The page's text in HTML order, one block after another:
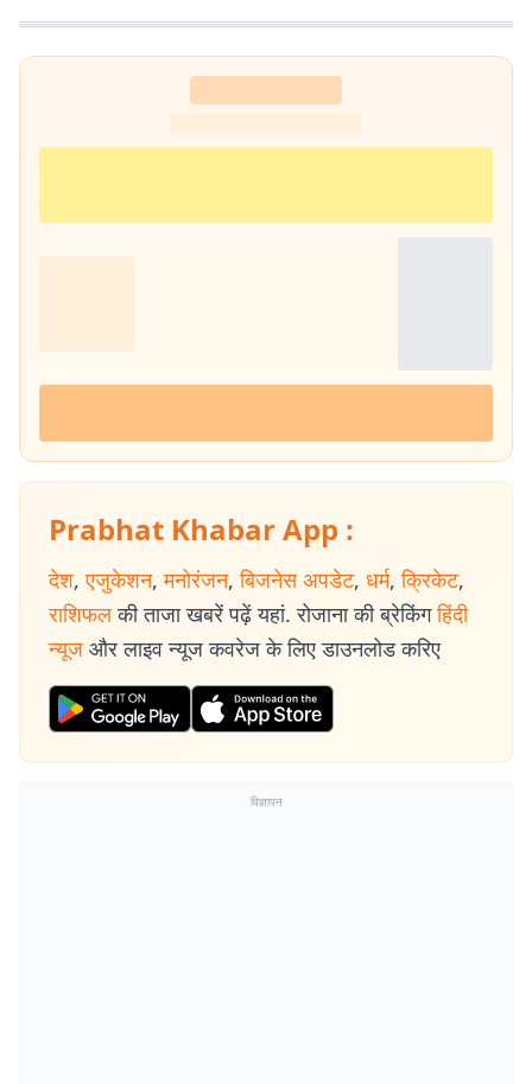
Prabhat Khabar App :
देश, एजुकेशन, मनोरंजन, बिजनेस अपडेट, धर्म, क्रिकेट,
राशिफल की ताजा खबरें पढ़ें यहां. रोजाना की ब्रेकिंग हिंदी
न्यूज और लाइव न्यूज कवरेज के लिए डाउनलोड करिए
विज्ञापन